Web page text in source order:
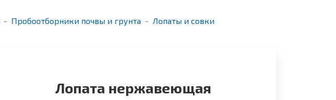
Пробоотборники почвы и грунта
Лопаты и совки
Лопата нержавеющая